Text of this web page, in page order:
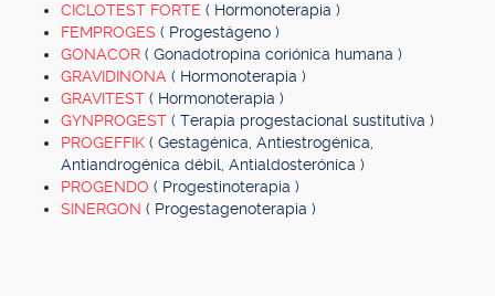
CICLOTEST FORTE ( Hormonoterapia )
FEMPROGES ( Progestágeno )
GONACOR ( Gonadotropina coriónica humana )
GRAVIDINONA ( Hormonoterapia )
GRAVITEST ( Hormonoterapia )
GYNPROGEST ( Terapia progestacional sustitutiva )
PROGEFFIK ( Gestagénica, Antiestrogénica,
Antiandrogénica débil, Antialdosterónica )
PROGENDO ( Progestinoterapia )
SINERGON ( Progestagenoterapia )